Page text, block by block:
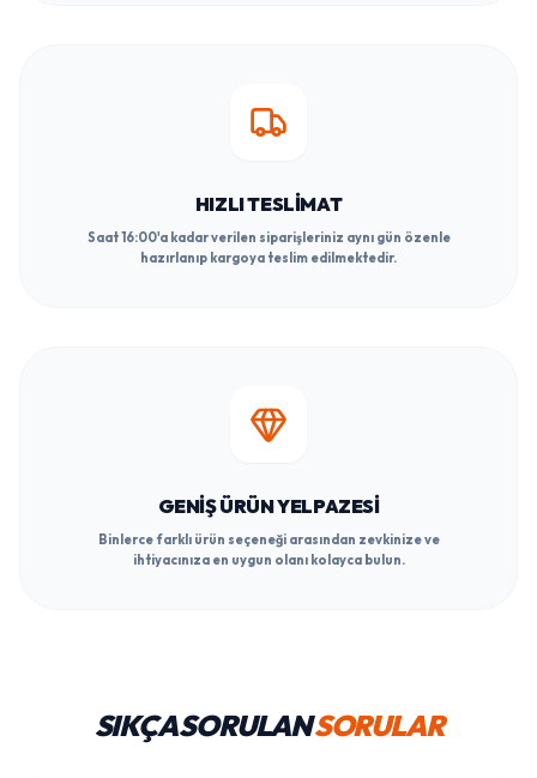
HIZLI TESLIMAT
Saat 16:00'a kadar verilen siparişleriniz aynı gün özenle
hazırlanıp kargoya teslim edilmektedir.
GENIŞ ÜRÜN YELPAZESI
Binlerce farklı ürün seçeneği arasından zevkinize ve
ihtiyacınıza en uygun olanı kolayca bulun.
SIKÇA SORULANSORULAR